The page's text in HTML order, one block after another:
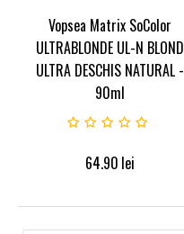
Vopsea Matrix SoColor
ULTRABLONDE UL-N BLOND
ULTRA DESCHIS NATURAL -
90ml
64.90 lei